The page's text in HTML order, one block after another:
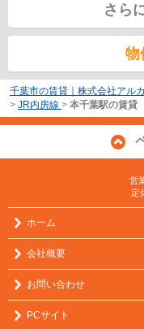
さら
物
千葉市の賃貸｜株式会社アル
> JR内房線 > 本千葉駅の賃貸
営
定
ホーム
会社概要
お問い合わせ
PCサイト